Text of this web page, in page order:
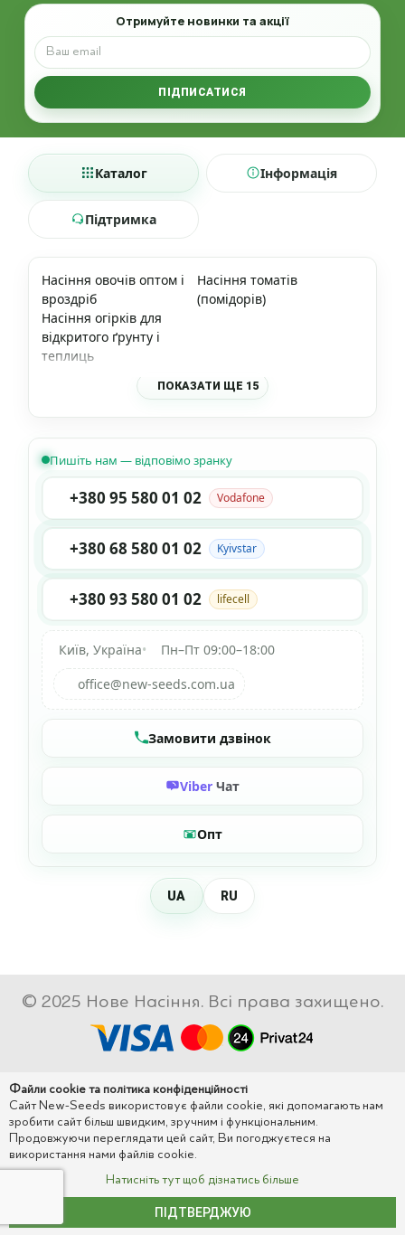
Email
Отримуйте новинки та акції
ПІДПИСАТИСЯ
Каталог Інформація
Підтримка
Насіння овочів оптом і
вроздріб
Насіння томатів
(помідорів)
Насіння огірків для
відкритого ґрунту і
теплиць
ПОКАЗАТИ ЩЕ 15
Пишіть нам — відповімо зранку
+380 95 580 01 02 Vodafone
+380 68 580 01 02 Kyivstar
+380 93 580 01 02 lifecell
Київ, Україна•
Пн–Пт 09:00–18:00
office@new-seeds.com.ua
Замовити дзвінок
Viber Чат
Опт
UA RU
© 2025 Нове Насіння. Всі права захищено.
Файли cookie та політика конфіденційності
Сайт New-Seeds використовує файли cookie, які допомагають нам
зробити сайт більш швидким, зручним і функціональним.
Продовжуючи переглядати цей сайт, Ви погоджуєтеся на
використання нами файлів cookie.
Натисніть тут щоб дізнатись більше
ПІДТВЕРДЖУЮ